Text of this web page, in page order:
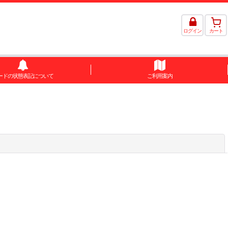
ログイン カート
ドの状態表記について ご利用案内